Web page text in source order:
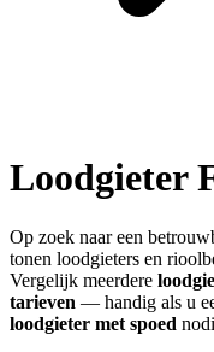
Loodgieter
Op zoek naar een
tonen loodgieters en
Vergelijk meerdere
tarieven — handig als u
loodgieter met spoed